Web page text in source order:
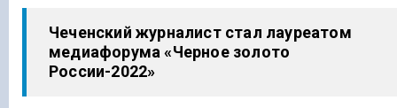
Чеченский журналист стал лауреатом
медиафорума «Черное золото
России-2022»